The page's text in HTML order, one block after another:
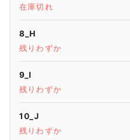
在庫切れ
8_H
残りわずか
9_I
残りわずか
10_J
残りわずか